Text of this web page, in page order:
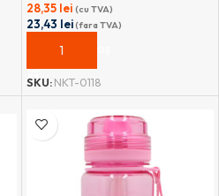
28,35 lei (cu TVA)
23,43 lei(fara TVA)
ADAUGĂ ÎN COȘ
SKU:NKT-0118